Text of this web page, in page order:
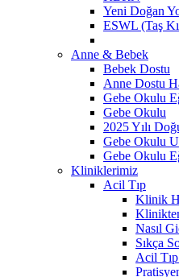
Yeni Doğan
ESWL (Taş
Anne & Bebek
Bebek Dostu
Anne Dostu
Gebe Okulu
Gebe Okulu
2025 Yılı
Gebe Okulu
Gebe Okulu
Kliniklerimiz
Acil Tıp
Klinik
Nasıl
Sıkça
Acil